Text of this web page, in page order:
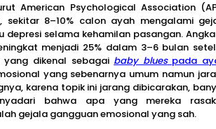
American Psychological Association
sekitar 8–10% calon ayah mengalami
depresi selama kehamilan pasangan.
menjadi 25% dalam 3–6 bulan
yang dikenal sebagai baby bluespada
yang sebenarnya umum namun
karena topik ini jarang dibicarakan,
bahwa apa yang mereka
gejala gangguan emosional yang sah.